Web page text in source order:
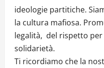
ideologie partitiche.
la cultura mafiosa.
legalità, del rispetto per
solidarietà.
Ti ricordiamo che la